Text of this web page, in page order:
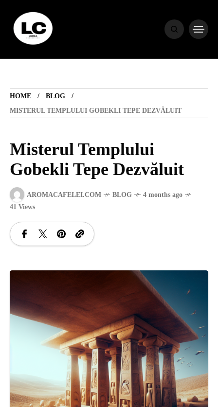
HOME
BLOG
MISTERUL TEMPLULUI GOBEKLI TEPE DEZVĂLUIT
Misterul Templului
Gobekli Tepe Dezvăluit
AROMACAFELEI.COM BLOG
4 months ago
41 Views
HOME
BLOG
HOROSCOP
ENGLISH
CONTENT
TRAVEL
SANATATE
SI
INGRIJIRE
ISTORIE
NATURĂ